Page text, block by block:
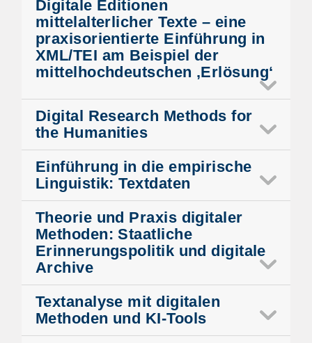
Digitale Editionen
mittelalterlicher Texte – eine
praxisorientierte Einführung in
XML/TEI am Beispiel der
mittelhochdeutschen ‚Erlösung‘
Digital Research Methods for
the Humanities
Einführung in die empirische
Linguistik: Textdaten
Theorie und Praxis digitaler
Methoden: Staatliche
Erinnerungspolitik und digitale
Archive
Textanalyse mit digitalen
Methoden und KI-Tools